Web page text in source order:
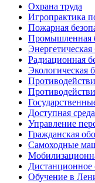
Охрана труда
Игропрактика
Пожарная
Промышленная
Энергетическая
Радиационная
Экологическая
Доступная среда
Управление
Гражданская
Самоходные
Дистанционное
Обучение в